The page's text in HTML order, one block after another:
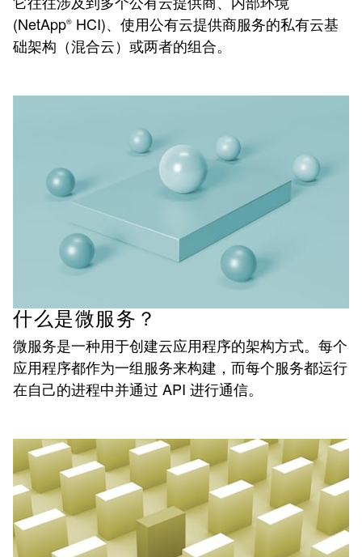
(NetApp® HCI)、使用公有云提供商服务的私有云基
础架构（混合云）或两者的组合。
什么是微服务？
微服务是一种用于创建云应用程序的架构方式。每个
应用程序都作为一组服务来构建，而每个服务都运行
在自己的进程中并通过 API 进行通信。